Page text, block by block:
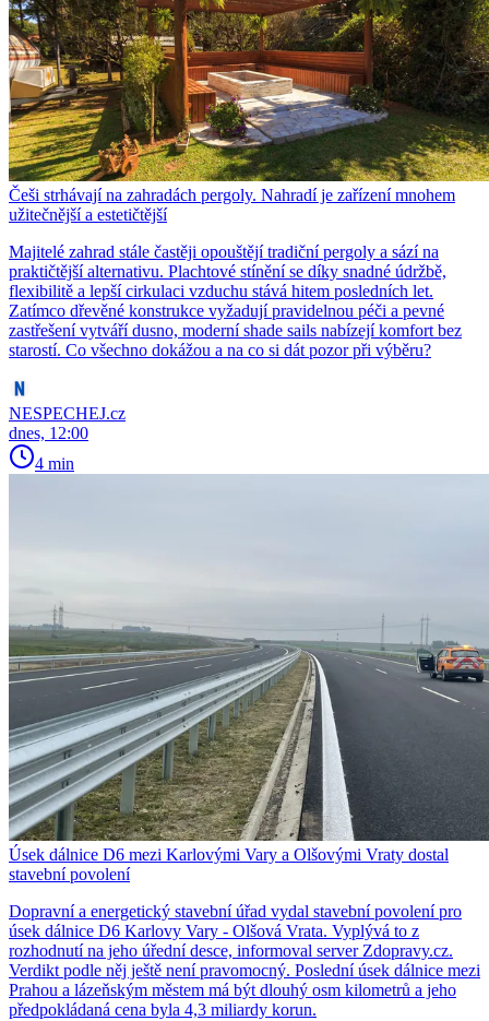
Češi strhávají na zahradách pergoly. Nahradí je zařízení mnohem
užitečnější a estetičtější
Majitelé zahrad stále častěji opouštějí tradiční pergoly a sází na
praktičtější alternativu. Plachtové stínění se díky snadné údržbě,
flexibilitě a lepší cirkulaci vzduchu stává hitem posledních let.
Zatímco dřevěné konstrukce vyžadují pravidelnou péči a pevné
zastřešení vytváří dusno, moderní shade sails nabízejí komfort bez
starostí. Co všechno dokážou a na co si dát pozor při výběru?
NESPECHEJ.cz
dnes, 12:00
4 min
Úsek dálnice D6 mezi Karlovými Vary a Olšovými Vraty dostal
stavební povolení
Dopravní a energetický stavební úřad vydal stavební povolení pro
úsek dálnice D6 Karlovy Vary - Olšová Vrata. Vyplývá to z
rozhodnutí na jeho úřední desce, informoval server Zdopravy.cz.
Verdikt podle něj ještě není pravomocný. Poslední úsek dálnice mezi
Prahou a lázeňským městem má být dlouhý osm kilometrů a jeho
předpokládaná cena byla 4,3 miliardy korun.